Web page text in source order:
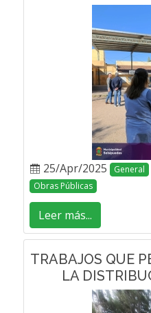
25/Apr/2025 General
Obras Públicas
Leer más...
TRABAJOS QUE
LA